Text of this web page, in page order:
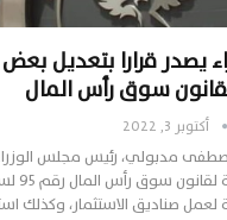
يصدر قرارا بتعديل بعض
سوق رأس المال
أكتوبر 3, 2022
مدبولي، رئيس مجلس
لعمل صناديق الاستثمار، وكذلك